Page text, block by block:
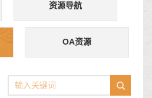
资源导航
OA资源